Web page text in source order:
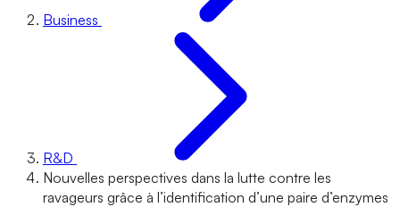
Business
R&D
Nouvelles perspectives dans la lutte contre les
ravageurs grâce à l’identification d’une paire d’enzymes